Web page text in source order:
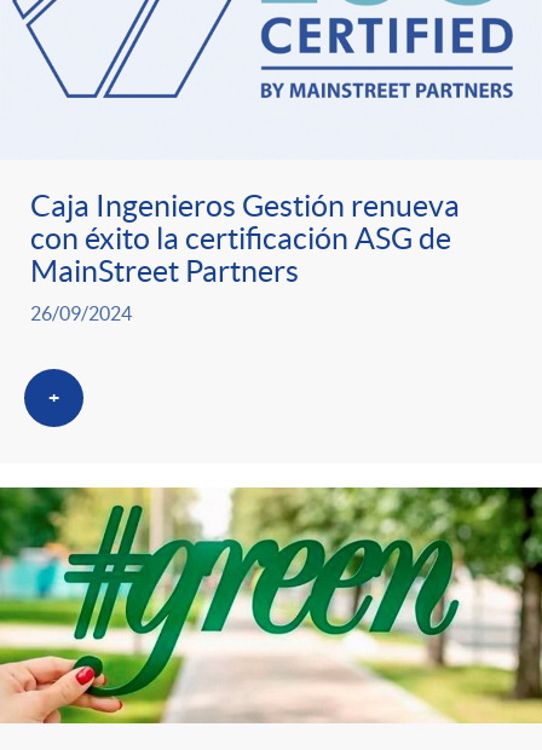
Caja Ingenieros Gestión renueva
con éxito la certificación ASG de
MainStreet Partners
26/09/2024
+